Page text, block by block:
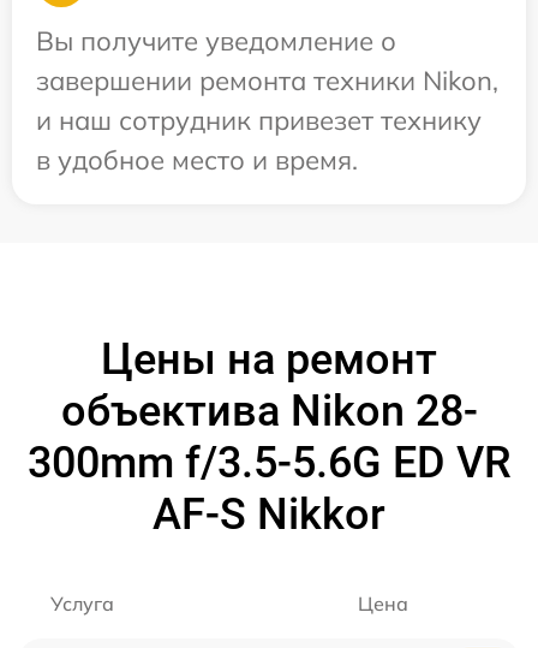
Вы получите уведомление о
завершении ремонта техники Nikon,
и наш сотрудник привезет технику
в удобное место и время.
Цены на ремонт
объектива Nikon 28-
300mm f/3.5-5.6G ED VR
AF-S Nikkor
Услуга Цена